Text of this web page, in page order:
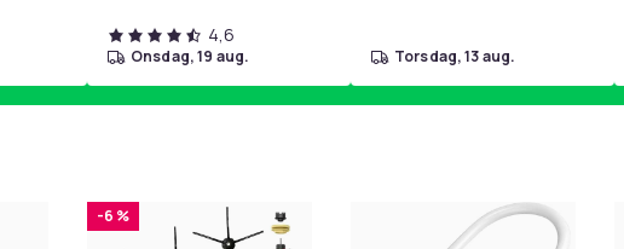
4,6
onsdag, 19 aug. torsdag, 13 aug.
-6 %